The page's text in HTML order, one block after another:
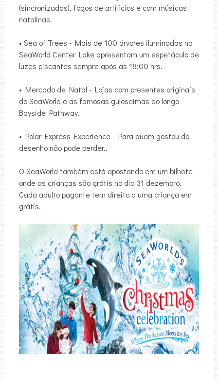
(sincronizadas), fogos de artificios e com músicas
natalinas.
• Sea of Trees - Mais de 100 árvores iluminadas no
SeaWorld Center Lake apresentam um espetáculo de
luzes piscantes sempre após as 18:00 hrs.
• Mercado de Natal - Lojas com presentes originais
do SeaWorld e as famosas guloseimas ao longo
Bayside Pathway.
• Polar Express Experience - Para quem gostou do
desenho não pode perder..
O SeaWorld também está apostando em um bilhete
onde as crianças são grátis no dia 31 dezembro.
Cada adulto pagante tem direito a uma criança em
grátis.